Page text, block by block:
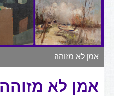
אמן לא מזוהה
אמן לא מזוהה